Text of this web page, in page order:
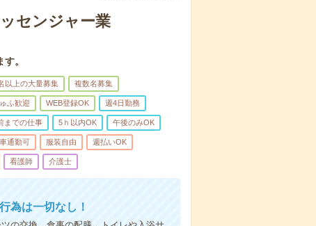
センジャー業
。
以上の大量募集 複数名募集
ふ歓迎 WEB登録OK 週4日勤務
までの仕事 5ｈ以内OK 午後のみOK
車通勤可 服装自由 週払いOK
看護師 介護士
為は一切なし！